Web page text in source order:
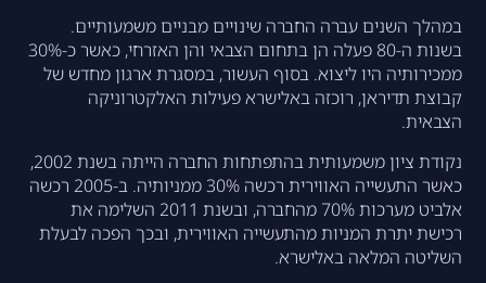
במהלך השנים עברה החברה שינויים מבניים משמעותיים.
בשנות ה-80 פעלה הן בתחום הצבאי והן האזרחי, כאשר כ-30%
ממכירותיה היו ליצוא. בסוף העשור, במסגרת ארגון מחדש של
קבוצת תדיראן, רוכזה באלישרא פעילות האלקטרוניקה
הצבאית.
נקודת ציון משמעותית בהתפתחות החברה הייתה בשנת 2002,
כאשר התעשייה האווירית רכשה 30% ממניותיה. ב-2005 רכשה
אלביט מערכות 70% מהחברה, ובשנת 2011 השלימה את
רכישת יתרת המניות מהתעשייה האווירית, ובכך הפכה לבעלת
השליטה המלאה באלישרא.